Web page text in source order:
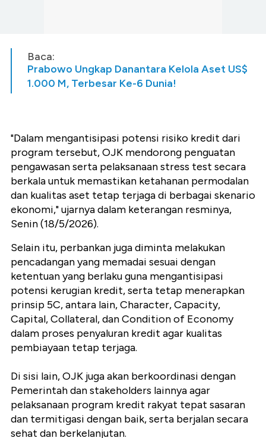
Baca:
Prabowo Ungkap Danantara Kelola Aset US$
1.000 M, Terbesar Ke-6 Dunia!
"Dalam mengantisipasi potensi risiko kredit dari
program tersebut, OJK mendorong penguatan
pengawasan serta pelaksanaan stress test secara
berkala untuk memastikan ketahanan permodalan
dan kualitas aset tetap terjaga di berbagai skenario
ekonomi," ujarnya dalam keterangan resminya,
Senin (18/5/2026).
Selain itu, perbankan juga diminta melakukan
pencadangan yang memadai sesuai dengan
ketentuan yang berlaku guna mengantisipasi
potensi kerugian kredit, serta tetap menerapkan
prinsip 5C, antara lain, Character, Capacity,
Capital, Collateral, dan Condition of Economy
dalam proses penyaluran kredit agar kualitas
pembiayaan tetap terjaga.
Di sisi lain, OJK juga akan berkoordinasi dengan
Pemerintah dan stakeholders lainnya agar
pelaksanaan program kredit rakyat tepat sasaran
dan termitigasi dengan baik, serta berjalan secara
sehat dan berkelanjutan.